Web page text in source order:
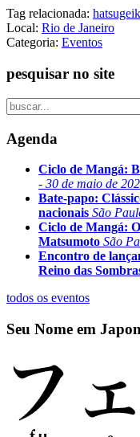
Tag relacionada:
Local: Rio de Janeiro
Categoria: Eventos
pesquisar no site
Agenda
Ciclo de Mangá:
- 30 de maio de
Bate-papo:
nacionais São
Ciclo de Mangá:
Matsumoto São
Encontro de
Reino das
todos os eventos
Seu Nome em